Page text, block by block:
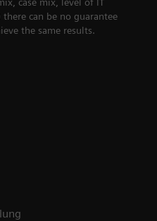
can be no guarantee
the same results.